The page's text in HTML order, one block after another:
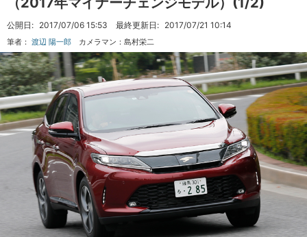
公開日: 2017/07/06 15:53 最終更新日: 2017/07/21 10:14
筆者： 渡辺 陽一郎 カメラマン： 島村栄二